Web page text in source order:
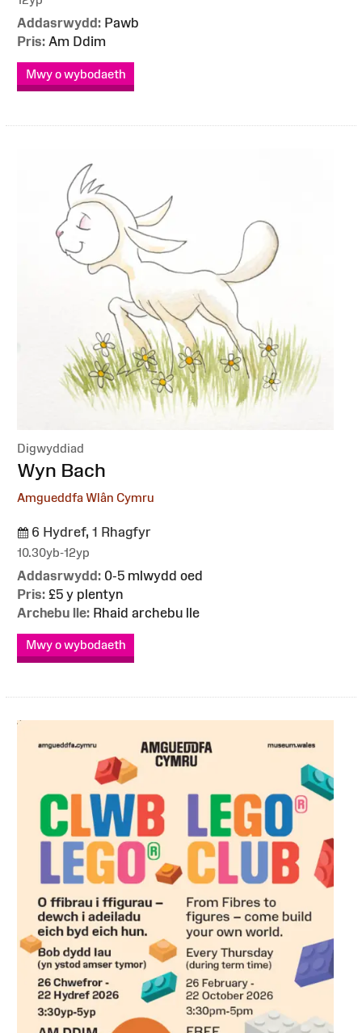
Addasrwydd: Pawb
Pris: Am Ddim
Mwy o wybodaeth
Digwyddiad
:Wyn Bach
Amgueddfa Wlân Cymru
6 Hydref, 1 Rhagfyr
10.30yb-12yp
Addasrwydd: 0-5 mlwydd oed
Pris: £5 y plentyn
Archebu lle: Rhaid archebu lle
Mwy o wybodaeth